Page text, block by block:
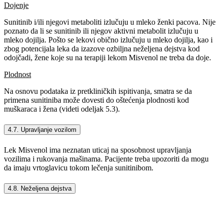
Dojenje
Sunitinib i/ili njegovi metaboliti izlučuju u mleko ženki pacova. Nije
poznato da li se sunitinib ili njegov aktivni metabolit izlučuju u
mleko dojilja. Pošto se lekovi obično izlučuju u mleko dojilja, kao i
zbog potencijala leka da izazove ozbiljna neželjena dejstva kod
odojčadi, žene koje su na terapiji lekom Misvenol ne treba da doje.
Plodnost
Na osnovu podataka iz pretkliničkih ispitivanja, smatra se da
primena sunitiniba može dovesti do oštećenja plodnosti kod
muškaraca i žena (videti odeljak 5.3).
4.7. Upravljanje vozilom
Lek Misvenol ima neznatan uticaj na sposobnost upravljanja
vozilima i rukovanja mašinama. Pacijente treba upozoriti da mogu
da imaju vrtoglavicu tokom lečenja sunitinibom.
4.8. Neželjena dejstva